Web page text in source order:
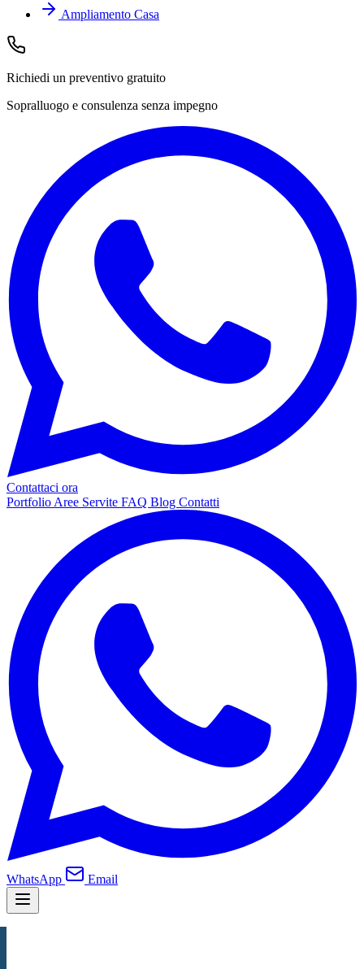
Ampliamento Casa
Richiedi un preventivo gratuito
Sopralluogo e consulenza senza impegno
Contattaci ora
Portfolio Aree Servite FAQ Blog Contatti
WhatsApp Email